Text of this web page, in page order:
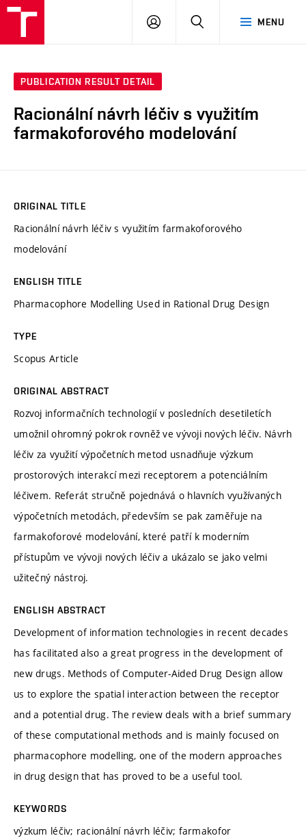
MENU
LOG
SEARCH
PUBLICATION RESULT DETAIL
Racionální návrh léčiv s využitím
farmakoforového modelování
ORIGINAL TITLE
Racionální návrh léčiv s využitím farmakoforového
modelování
ENGLISH TITLE
Pharmacophore Modelling Used in Rational Drug Design
TYPE
Scopus Article
ORIGINAL ABSTRACT
Rozvoj informačních technologií v posledních desetiletích
umožnil ohromný pokrok rovněž ve vývoji nových léčiv. Návrh
léčiv za využití výpočetních metod usnadňuje výzkum
prostorových interakcí mezi receptorem a potenciálním
léčivem. Referát stručně pojednává o hlavních využívaných
výpočetních metodách, především se pak zaměřuje na
farmakoforové modelování, které patří k moderním
přístupům ve vývoji nových léčiv a ukázalo se jako velmi
užitečný nástroj.
ENGLISH ABSTRACT
Development of information technologies in recent decades
has facilitated also a great progress in the development of
new drugs. Methods of Computer-Aided Drug Design allow
us to explore the spatial interaction between the receptor
and a potential drug. The review deals with a brief summary
of these computational methods and is mainly focused on
pharmacophore modelling, one of the modern approaches
in drug design that has proved to be a useful tool.
KEYWORDS
výzkum léčiv; racionální návrh léčiv; farmakofor